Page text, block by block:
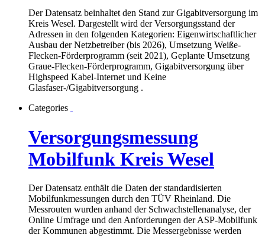
Der Datensatz beinhaltet den Stand zur Gigabitversorgung im
Kreis Wesel. Dargestellt wird der Versorgungsstand der
Adressen in den folgenden Kategorien: Eigenwirtschaftlicher
Ausbau der Netzbetreiber (bis 2026), Umsetzung Weiße-
Flecken-Förderprogramm (seit 2021), Geplante Umsetzung
Graue-Flecken-Förderprogramm, Gigabitversorgung über
Highspeed Kabel-Internet und Keine
Glasfaser-/Gigabitversorgung .
Categories
Versorgungsmessung
Mobilfunk Kreis Wesel
Der Datensatz enthält die Daten der standardisierten
Mobilfunkmessungen durch den TÜV Rheinland. Die
Messrouten wurden anhand der Schwachstellenanalyse, der
Online Umfrage und den Anforderungen der ASP-Mobilfunk
der Kommunen abgestimmt. Die Messergebnisse werden